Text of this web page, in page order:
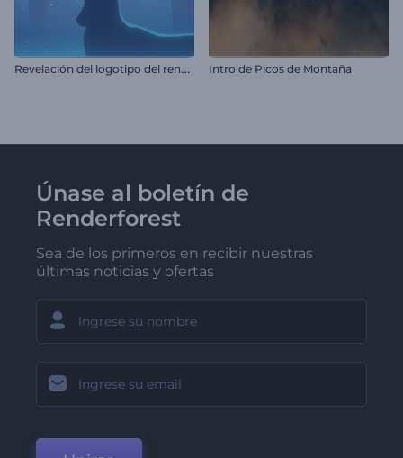
R
evelación del logotipo del reno navideño Intro de Picos de Montaña
Únase al boletín de
Renderforest
Sea de los primeros en recibir nuestras
últimas noticias y ofertas